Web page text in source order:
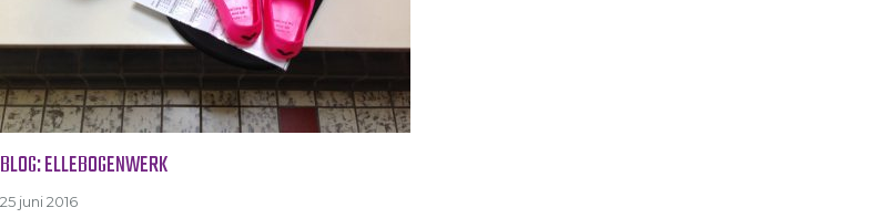
BLOG: ELLEBOGENWERK
25 juni 2016